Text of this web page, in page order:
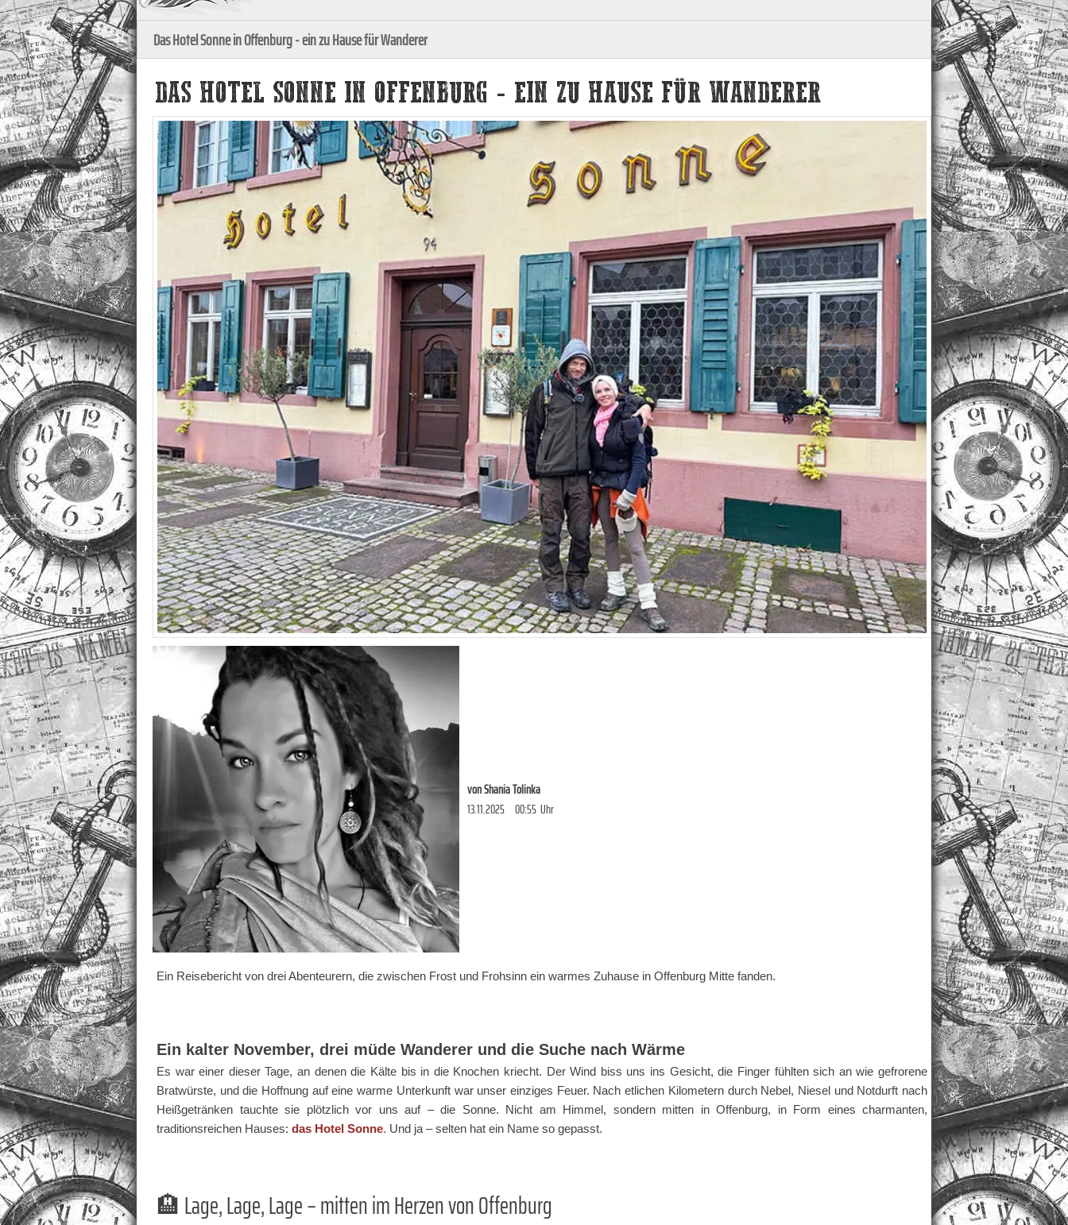
Das Hotel Sonne in Offenburg - ein zu Hause für Wanderer
DAS HOTEL SONNE IN OFFENBURG - EIN ZU HAUSE FÜR WANDERER
vonShania Tolinka
13.11.2025 00:55 Uhr
Ein Reisebericht von drei Abenteurern, die zwischen Frost und Frohsinn ein warmes Zuhause in Offenburg Mitte fanden.
Ein kalter November, drei müde Wanderer und die Suche nach Wärme
Es war einer dieser Tage, an denen die Kälte bis in die Knochen kriecht. Der Wind biss uns ins Gesicht, die Finger fühlten sich an wie gefrorene
Bratwürste, und die Hoffnung auf eine warme Unterkunft war unser einziges Feuer. Nach etlichen Kilometern durch Nebel, Niesel und Notdurft nach
Heißgetränken tauchte sie plötzlich vor uns auf – die Sonne. Nicht am Himmel, sondern mitten in Offenburg, in Form eines charmanten,
traditionsreichen Hauses: das Hotel Sonne. Und ja – selten hat ein Name so gepasst.
🏨 Lage, Lage, Lage – mitten im Herzen von Offenburg